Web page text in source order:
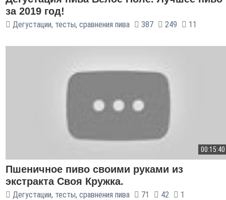
за 2019 год!
Дегустации, тесты, сравнения пива 387 249 11
00:15:40
Пшеничное пиво своими руками из
экстракта Своя Кружка.
Дегустации, тесты, сравнения пива 71 42 1